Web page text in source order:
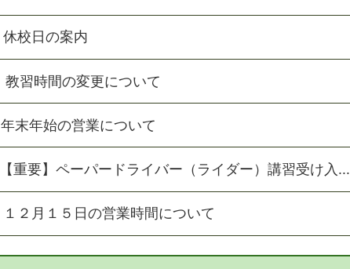
休校日の案内
教習時間の変更について
年末年始の営業について
【重要】ペーパードライバー（ライダー）講習受け入...
１２月１５日の営業時間について